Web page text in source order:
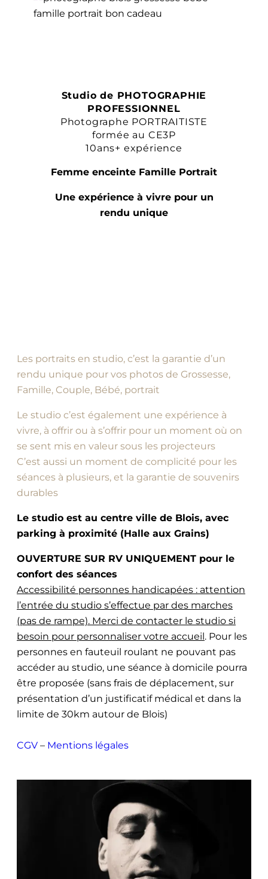
Studio de PHOTOGRAPHIE
PROFESSIONNEL
Photographe PORTRAITISTE
formée au CE3P
10ans+ expérience
Femme enceinte Famille Portrait
Une expérience à vivre pour un
rendu unique
Les portraits en studio, c’est la garantie d’un
rendu unique pour vos photos de Grossesse,
Famille, Couple, Bébé, portrait
Le studio c’est également une expérience à
vivre, à offrir ou à s’offrir pour un moment où on
se sent mis en valeur sous les projecteurs
C’est aussi un moment de complicité pour les
séances à plusieurs, et la garantie de souvenirs
durables
Le studio est au centre ville de Blois, avec
parking à proximité (Halle aux Grains)
OUVERTURE SUR RV UNIQUEMENT pour le
confort des séances
Accessibilité personnes handicapées : attention
l’entrée du studio s’effectue par des marches
(pas de rampe). Merci de contacter le studio si
besoin pour personnaliser votre accueil . Pour les
personnes en fauteuil roulant ne pouvant pas
accéder au studio, une séance à domicile pourra
être proposée (sans frais de déplacement, sur
présentation d’un justificatif médical et dans la
limite de 30km autour de Blois)
CGV – Mentions légales